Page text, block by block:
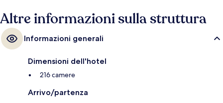
Altre informazioni sulla struttura
Informazioni generali
Dimensioni dell'hotel
216 camere
Arrivo/partenza